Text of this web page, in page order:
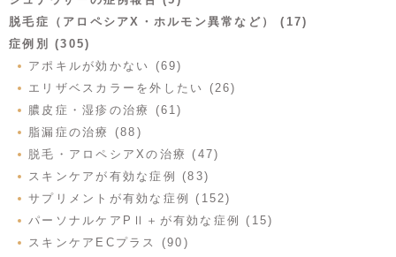
脱毛症（アロペシアX・ホルモン異常など） (17)
症例別 (305)
アポキルが効かない (69)
エリザベスカラーを外したい (26)
膿皮症・湿疹の治療 (61)
脂漏症の治療 (88)
脱毛・アロペシアXの治療 (47)
スキンケアが有効な症例 (83)
サプリメントが有効な症例 (152)
パーソナルケアPⅡ＋が有効な症例 (15)
スキンケアECプラス (90)